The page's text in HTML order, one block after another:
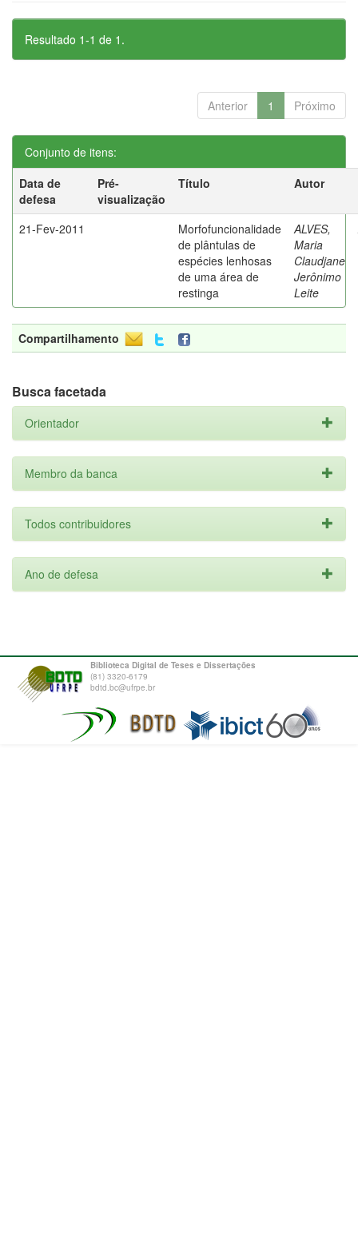
Resultado 1-1 de 1.
Anterior 1 Próximo
Conjunto de itens:
Data de
defesa
Pré-
visualização
Título Autor
21-Fev-2011
Morfofuncionalidade
de plântulas de
espécies lenhosas
de uma área de
restinga
ALVES,
Maria
Claudjane
Jerônimo
Leite
Compartilhamento
Busca facetada
Orientador
Membro da banca
Todos contribuidores
Ano de defesa
Biblioteca Digital de Teses e Dissertações
(81) 3320-6179
bdtd.bc@ufrpe.br